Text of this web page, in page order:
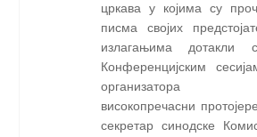
цркава у којима су
писма својих
излагањима дотакли
Конференцијским
организатора
високопречасни
секретар синодске